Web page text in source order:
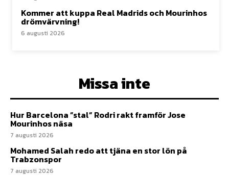
Kommer att kuppa Real Madrids och Mourinhos
drömvärvning!
6 augusti 2026
Missa inte
Hur Barcelona ”stal” Rodri rakt framför Jose
Mourinhos näsa
7 augusti 2026
Mohamed Salah redo att tjäna en stor lön på
Trabzonspor
7 augusti 2026